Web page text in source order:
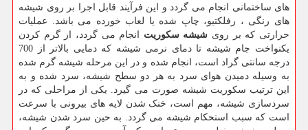
های ساختمانی انجام می گردد و این فرآیند قابل اجرا بر روی شیشه
های رنگی ، رفلکتیو، چاپ شده یا لعاب خورده می باشد. عملیات
حرارتی که بر روی شیشه سکوریت انجام می گردد، از گرم کردن
یکنواخت جام شیشه تا دمای نرمی شیشه که دمایی بالاتر از 700
درجه سانتی گراد است، انجام شده و در این مرحله شیشه گرم شده
به وسیله دمیدن هوای سرد به هر دو سطح شیشه، سرد شده و به
این ترتیب سکوریت شیشه صورت می گیرد. یکی از مراحلی که در
سردسازی شیشه، مهم است، خنک شدن لایه های بیرونی با سرعت
است که سبب استحکام شیشه می گردد. به حین سرد شدن شیشه،